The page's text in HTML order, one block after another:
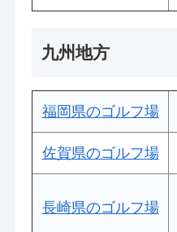
九州地方
福岡県のゴルフ場
佐賀県のゴルフ場
長崎県のゴルフ場